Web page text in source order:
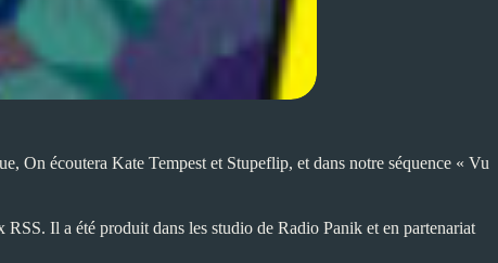
écoutera Kate Tempest et Stupeflip, et dans notre séquence « Vu
RSS. Il a été produit dans les studio de Radio Panik et en partenariat